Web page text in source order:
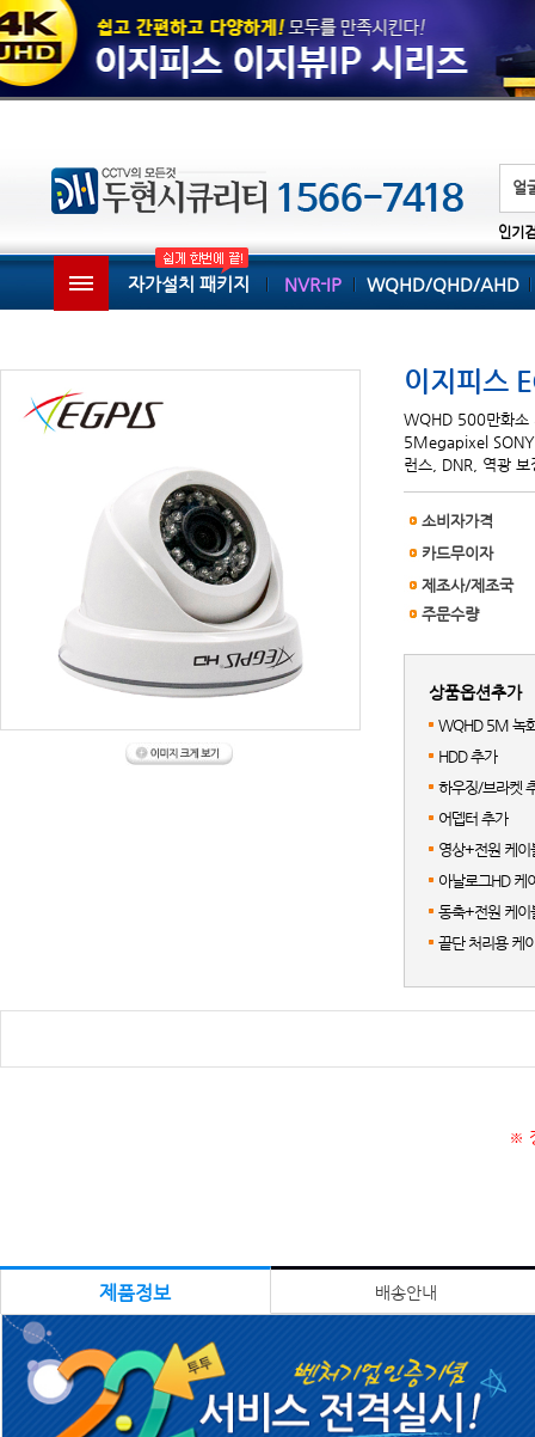
인기
자가설치 패키지 NVR-IP WQHD/QHD/AHD
이지피스
WQHD 500만화소
5Megapixel
런스, DNR, 역광 보
소비자가격
카드무이자
제조사/제조국
주문수량
상품옵션추가
WQHD 5M 녹
HDD 추가
하우징/브라켓
어뎁터 추가
영상+전원 케이
아날로그HD 케
동축+전원 케이
끝단 처리용 케
※
제품정보 배송안내